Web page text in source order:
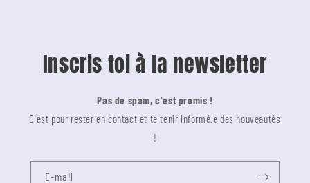
Inscris toi à la newsletter
Pas de spam, c'est promis !
C'est pour rester en contact et te tenir informé.e des nouveautés
!
E-mail